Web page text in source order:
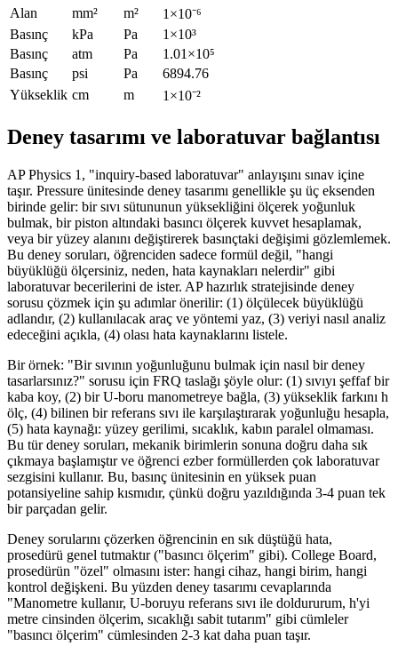
Alan
mm² m²
1×10⁻⁶
Basınç
kPa Pa
1×10³
Basınç
atm Pa
1.01×10⁵
Basınç
psi Pa
6894.76
Yükseklik cm m 1×10⁻²
Deney tasarımı ve laboratuvar bağlantısı
AP Physics 1, "inquiry-based laboratuvar" anlayışını sınav içine
taşır. Pressure ünitesinde deney tasarımı genellikle şu üç eksenden
birinde gelir: bir sıvı sütununun yüksekliğini ölçerek yoğunluk
bulmak, bir piston altındaki basıncı ölçerek kuvvet hesaplamak,
veya bir yüzey alanını değiştirerek basınçtaki değişimi gözlemlemek.
Bu deney soruları, öğrenciden sadece formül değil, "hangi
büyüklüğü ölçersiniz, neden, hata kaynakları nelerdir" gibi
laboratuvar becerilerini de ister. AP hazırlık stratejisinde deney
sorusu çözmek için şu adımlar önerilir: (1) ölçülecek büyüklüğü
adlandır, (2) kullanılacak araç ve yöntemi yaz, (3) veriyi nasıl analiz
edeceğini açıkla, (4) olası hata kaynaklarını listele.
Bir örnek: "Bir sıvının yoğunluğunu bulmak için nasıl bir deney
tasarlarsınız?" sorusu için FRQ taslağı şöyle olur: (1) sıvıyı şeffaf bir
kaba koy, (2) bir U-boru manometreye bağla, (3) yükseklik farkını h
ölç, (4) bilinen bir referans sıvı ile karşılaştırarak yoğunluğu hesapla,
(5) hata kaynağı: yüzey gerilimi, sıcaklık, kabın paralel olmaması.
Bu tür deney soruları, mekanik birimlerin sonuna doğru daha sık
çıkmaya başlamıştır ve öğrenci ezber formüllerden çok laboratuvar
sezgisini kullanır. Bu, basınç ünitesinin en yüksek puan
potansiyeline sahip kısmıdır, çünkü doğru yazıldığında 3-4 puan tek
bir parçadan gelir.
Deney sorularını çözerken öğrencinin en sık düştüğü hata,
prosedürü genel tutmaktır ("basıncı ölçerim" gibi). College Board,
prosedürün "özel" olmasını ister: hangi cihaz, hangi birim, hangi
kontrol değişkeni. Bu yüzden deney tasarımı cevaplarında
"Manometre kullanır, U-boruyu referans sıvı ile doldururum, h'yi
metre cinsinden ölçerim, sıcaklığı sabit tutarım" gibi cümleler
"basıncı ölçerim" cümlesinden 2-3 kat daha puan taşır.